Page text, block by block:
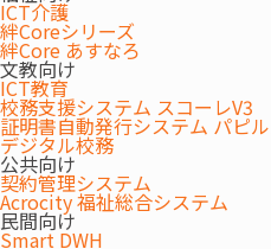
ICT介護
絆Coreシリーズ
絆Core あすなろ
文教向け
ICT教育
校務支援システム スコーレV3
証明書自動発行システム パピ
デジタル校務
公共向け
契約管理システム
Acrocity 福祉総合システム
民間向け
Smart DWH